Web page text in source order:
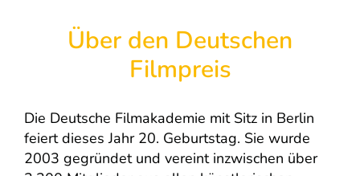
Über den Deutschen
Filmpreis
Die Deutsche Filmakademie mit Sitz in Berlin
feiert dieses Jahr 20. Geburtstag. Sie wurde
2003 gegründet und vereint inzwischen über